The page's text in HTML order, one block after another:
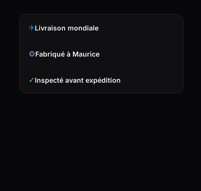
✈Livraison mondiale
⚙Fabriqué à Maurice
✓Inspecté avant expédition